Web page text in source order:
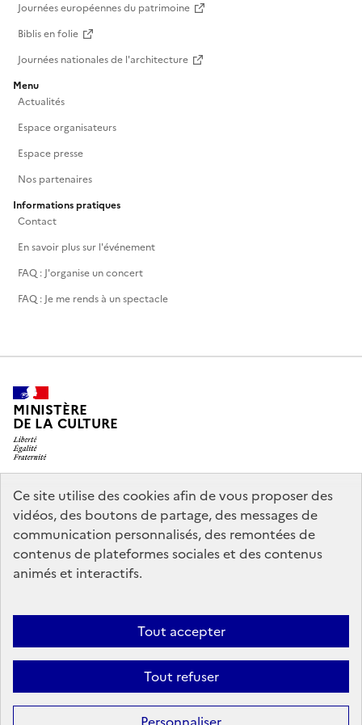
Ce site utilise des cookies afin de vous proposer des
vidéos, des boutons de partage, des messages de
communication personnalisés, des remontées de
contenus de plateformes sociales et des contenus
animés et interactifs.
Tout accepter
Tout refuser
Journées européennes du patrimoine
Biblis en folie
Journées nationales de l'architecture
Menu
Actualités
Espace organisateurs
Espace presse
Nos partenaires
Informations pratiques
Contact
En savoir plus sur l'événement
FAQ : J'organise un concert
FAQ : Je me rends à un spectacle
MINISTÈRE
DE LA CULTURE
legifrance.gouv.fr
info.gouv.fr
service-public.gouv.fr
data.gouv.fr
Accessibilité : partiellement conforme
Politique générale de
Mentions légales
témoins de connexion (cookies)
Crédits
Sauf mention contraire, tous les contenus de ce site sont sous